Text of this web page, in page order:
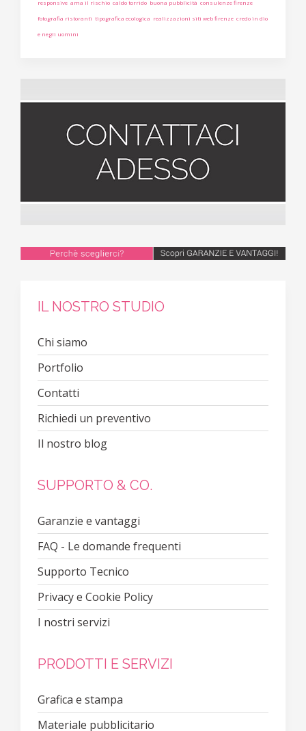
responsive ama il rischio caldo torrido buona pubblicità consulenze firenze
fotografia ristoranti tipografica ecologica realizzazioni siti web firenze credo in dio
e negli uomini
IL NOSTRO STUDIO
Chi siamo
Portfolio
Contatti
Richiedi un preventivo
Il nostro blog
SUPPORTO & CO.
Garanzie e vantaggi
FAQ - Le domande frequenti
Supporto Tecnico
Privacy e Cookie Policy
I nostri servizi
PRODOTTI E SERVIZI
Grafica e stampa
Materiale pubblicitario